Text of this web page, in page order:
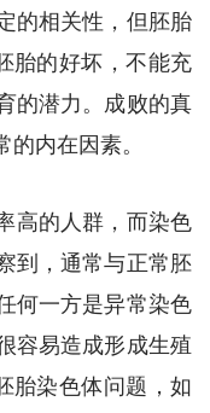
的相关性，但胚胎
胎的好坏，不能充
的潜力。成败的真
的内在因素。
高的人群，而染色
到，通常与正常胚
何一方是异常染色
容易造成形成生殖
胎染色体问题，如